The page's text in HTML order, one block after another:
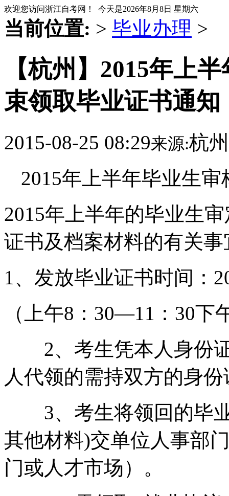
欢迎您访问浙江自考网！ 今天是2026年8月8日 星期六
当前位置: > 毕业办理 >
【杭州】2015年上
束领取毕业证书通知
2015-08-25 08:29来源:杭
2015年上半年毕业生
2015年上半年的毕业生
证书及档案材料的有关
1、发放毕业证书时间：
（上午8：30—11：30下
2、考生凭本人身份证
人代领的需持双方的身
3、考生将领回的毕业
其他材料)交单位人事部
门或人才市场）。